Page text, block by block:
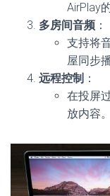
AirPlay
多房间音频 ：
支持将
屋同步
远程控制 ：
在投屏
放内容。